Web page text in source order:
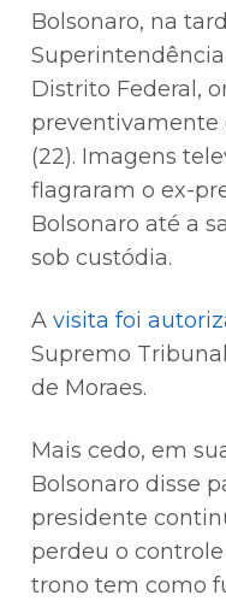
Bolsonaro, na
Distrito Federal,
preventivamente
(22). Imagens
flagraram o ex-
Bolsonaro até a
sob custódia.
Avisita foi
Supremo
de Moraes.
Mais cedo, em
Bolsonaro disse
presidente
perdeu o controle
trono tem como